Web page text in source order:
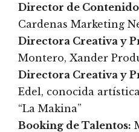
Director de
Cardenas Marketing
Directora Creativa y
Montero, Xander
Directora Creativa y
Edel, conocida
“La Makina”
Booking de Talentos: